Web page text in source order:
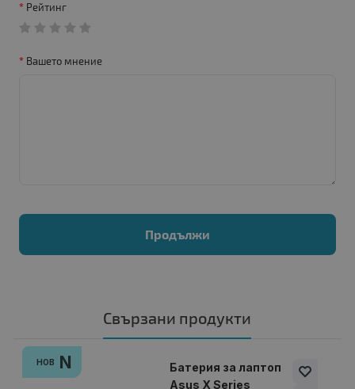
Рейтинг
Вашето мнение
Продължи
Свързани продукти
НОВ N
Батерия за лаптоп
Asus X Series